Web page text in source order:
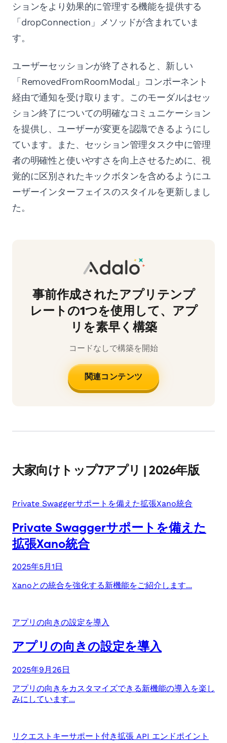
ションをより効果的に管理する機能を提供する
「dropConnection」メソッドが含まれていま
す。
ユーザーセッションが終了されると、新しい
「RemovedFromRoomModal」コンポーネント
経由で通知を受け取ります。このモーダルはセッ
ション終了についての明確なコミュニケーション
を提供し、ユーザーが変更を認識できるようにし
ています。また、セッション管理タスク中に管理
者の明確性と使いやすさを向上させるために、視
覚的に区別されたキックボタンを含めるようにユ
ーザーインターフェイスのスタイルを更新しまし
た。
事前作成されたアプリテンプ
レートの1つを使用して、アプ
リを素早く構築
コードなしで構築を開始
関連コンテンツ
大家向けトップ7アプリ | 2026年版
Private Swaggerサポートを備えた拡張Xano統合
Private Swaggerサポートを備えた
拡張Xano統合
2025年5月1日
Xanoとの統合を強化する新機能をご紹介します...
アプリの向きの設定を導入
アプリの向きの設定を導入
2025年9月26日
アプリの向きをカスタマイズできる新機能の導入を楽し
みにしています...
リクエストキーサポート付き拡張 API エンドポイント